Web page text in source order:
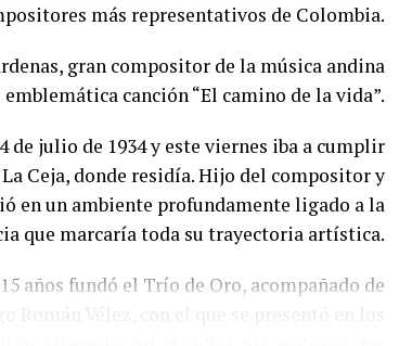
más representativos de Colombia.
gran compositor de la música andina
canción “El camino de la vida”.
de julio de 1934 y este viernes iba a cumplir
Ceja, donde residía. Hijo del compositor y
en un ambiente profundamente ligado a la
que marcaría toda su trayectoria artística.
años fundó el Trío de Oro, acompañado de